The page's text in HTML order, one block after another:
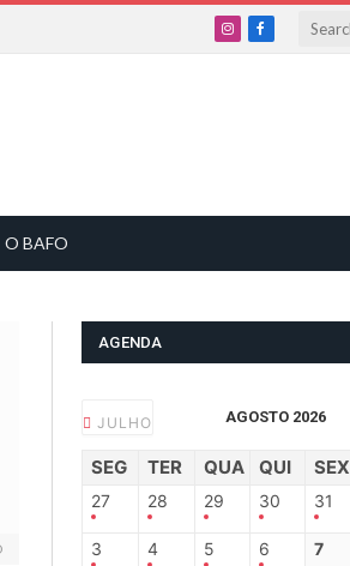
InstagramFacebook
O BAFO
AGENDA
JULHO AGOSTO 2026
SEG TER QUA QUI SEX
27 28 29 30 31
3 4 5 6 7